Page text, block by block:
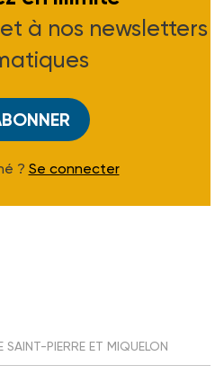
à nos newsletters
? Se connecter
PIERRE ET MIQUELON